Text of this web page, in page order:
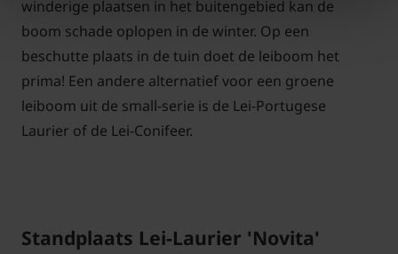
winderige plaatsen in het buitengebied kan de
boom schade oplopen in de winter. Op een
beschutte plaats in de tuin doet de leiboom het
prima! Een andere alternatief voor een groene
leiboom uit de small-serie is de Lei-Portugese
Laurier of de Lei-Conifeer.
Standplaats Lei-Laurier 'Novita'